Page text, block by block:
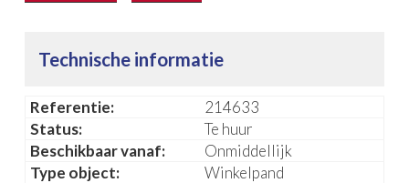
Technische informatie
Referentie:
214633
Status:
Te huur
Beschikbaar vanaf:
Onmiddellijk
Type object:
Winkelpand